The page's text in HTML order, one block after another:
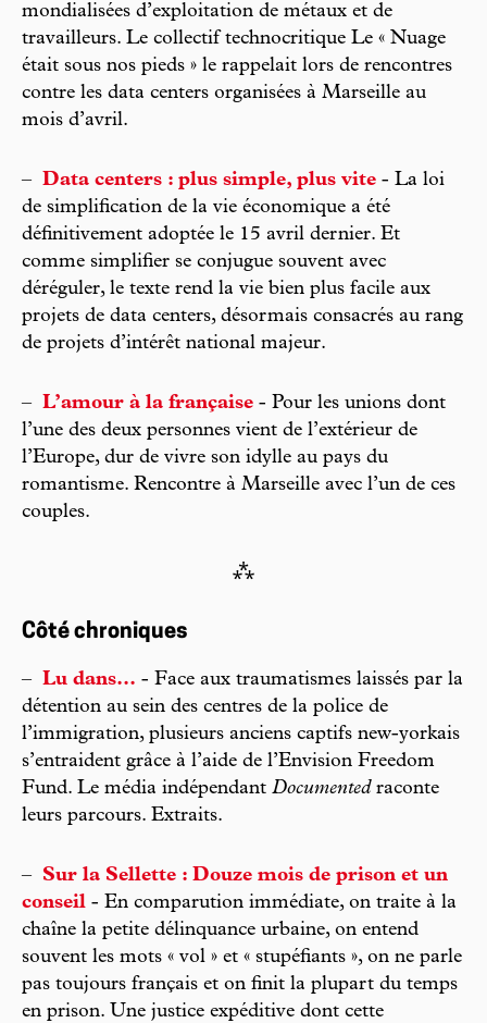
mondialisées d’exploitation de métaux et de
travailleurs. Le collectif technocritique Le « Nuage
était sous nos pieds » le rappelait lors de rencontres
contre les data centers organisées à Marseille au
mois d’avril.
– Data centers : plus simple, plus vite - La loi
de simplification de la vie économique a été
définitivement adoptée le 15 avril dernier. Et
comme simplifier se conjugue souvent avec
déréguler, le texte rend la vie bien plus facile aux
projets de data centers, désormais consacrés au rang
de projets d’intérêt national majeur.
– L’amour à la française - Pour les unions dont
l’une des deux personnes vient de l’extérieur de
l’Europe, dur de vivre son idylle au pays du
romantisme. Rencontre à Marseille avec l’un de ces
couples.
⁂
Côté chroniques
– Lu dans... - Face aux traumatismes laissés par la
détention au sein des centres de la police de
l’immigration, plusieurs anciens captifs new-yorkais
s’entraident grâce à l’aide de l’Envision Freedom
Fund. Le média indépendant Documentedraconte
leurs parcours. Extraits.
–
Sur la Sellette : Douze mois de prison et un
conseil - En comparution immédiate, on traite à la
chaîne la petite délinquance urbaine, on entend
souvent les mots « vol » et « stupéfiants », on ne parle
pas toujours français et on finit la plupart du temps
en prison. Une justice expéditive dont cette